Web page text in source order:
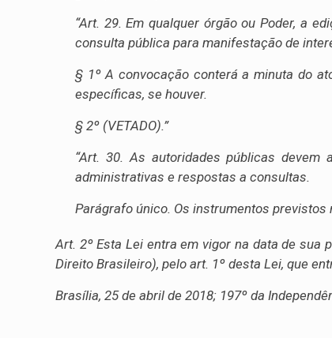
“Art. 29. Em qualquer órgão ou Poder, a
consulta pública para manifestação de
§ 1º A convocação conterá a minuta do
específicas, se houver.
§ 2º (VETADO).”
“Art. 30. As autoridades públicas
administrativas e respostas a consultas.
Parágrafo único. Os instrumentos previstos
Art. 2º Esta Lei entra em vigor na data de sua
Direito Brasileiro), pelo art. 1º desta Lei, que
Brasília, 25 de abril de 2018; 197º da